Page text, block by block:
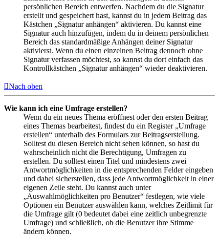
persönlichen Bereich entwerfen. Nachdem du die Signatur
erstellt und gespeichert hast, kannst du in jedem Beitrag das
Kästchen „Signatur anhängen“ aktivieren. Du kannst eine
Signatur auch hinzufügen, indem du in deinem persönlichen
Bereich das standardmäßige Anhängen deiner Signatur
aktivierst. Wenn du einen einzelnen Beitrag dennoch ohne
Signatur verfassen möchtest, so kannst du dort einfach das
Kontrollkästchen „Signatur anhängen“ wieder deaktivieren.
Nach oben
Wie kann ich eine Umfrage erstellen?
Wenn du ein neues Thema eröffnest oder den ersten Beitrag
eines Themas bearbeitest, findest du ein Register „Umfrage
erstellen“ unterhalb des Formulars zur Beitragserstellung.
Solltest du diesen Bereich nicht sehen können, so hast du
wahrscheinlich nicht die Berechtigung, Umfragen zu
erstellen. Du solltest einen Titel und mindestens zwei
Antwortmöglichkeiten in die entsprechenden Felder eingeben
und dabei sicherstellen, dass jede Antwortmöglichkeit in einer
eigenen Zeile steht. Du kannst auch unter
„Auswahlmöglichkeiten pro Benutzer“ festlegen, wie viele
Optionen ein Benutzer auswählen kann, welches Zeitlimit für
die Umfrage gilt (0 bedeutet dabei eine zeitlich unbegrenzte
Umfrage) und schließlich, ob die Benutzer ihre Stimme
ändern können.